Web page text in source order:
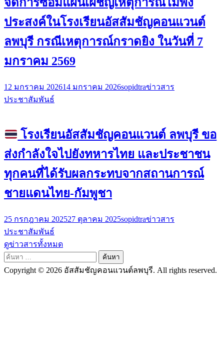
จัดการซ้อมแผนเผชิญเหตุการณ์ไม่พึง
ประสงค์ในโรงเรียนอัสสัมชัญคอนแวนต์
ลพบุรี กรณีเหตุการณ์กราดยิง ในวันที่ 7
มกราคม 2569
12 มกราคม 202614 มกราคม 2026sopidtraข่าวสาร
ประชาสัมพันธ์
โรงเรียนอัสสัมชัญคอนแวนต์ ลพบุรี ขอ
ส่งกำลังใจไปยังทหารไทย และประชาชน
ทุกคนที่ได้รับผลกระทบจากสถานการณ์
ชายแดนไทย-กัมพูชา
25 กรกฎาคม 202527 ตุลาคม 2025sopidtraข่าวสาร
ประชาสัมพันธ์
ดูข่าวสารทั้งหมด
ค้นหา
สำหรับ:
Copyright © 2026 อัสสัมชัญคอนแวนต์ลพบุรี. All rights reserved.